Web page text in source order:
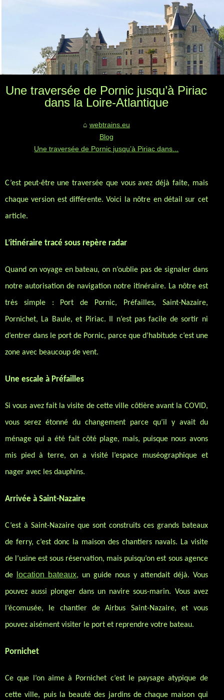
Une traversée de Pornic jusqu’à Piriac
dans la Loire-Atlantique
webtrains.eu
Blog
Une traversée de Pornic jusqu’à Piriac dans...
C’est peut-être une traversée que vous avez déjà faite, mais
chaque version est différente. Voici la nôtre en détail sur cet
article.
L’itinéraire tracé sous repère radar
Quand on voyage en bateau, on n’oublie pas de signaler dans
notre autorisation de navigation notre itinéraire. La nôtre est
très simple : Port de Pornic, Préfailles, Saint-Nazaire,
Pornichet, La Baule, et Piriac. Il n’est pas facile de sortir ni
d’entrer dans le port de Pornic, parce que d’habitude c’est une
zone avec beaucoup de vent.
Une escale à Préfailles
Si vous avez fait la visite de cette ville côtière avant la COVID,
vous serez étonné du changement parce qu’il y avait du
ménage qui a été fait côté plage, mais, puisque nous avons
mis pied à terre, on a visité l’espace muséographique et
nager avec les dauphins.
Arrivée à Saint-Nazaire
C’est à Saint-Nazaire que sont construits ces grands bateaux
de ferry, c’est donc la maison des chantiers navals. La visite
de l’usine est sous réservation, mais puisqu’on est sous agence
de location bateaux, un guide nous y attendait déjà. Vous
pouvez aussi plonger dans un navire sous-marin. Vous avez
l’écomusée, le chantier de Airbus Saint-Nazaire, et vous
pouvez aisément visiter le port et reprendre votre bateau.
Pornichet
Ce que l’on aime à Pornichet c’est le paysage atypique de
cette ville, puis la beauté des jardins de chaque maison qui